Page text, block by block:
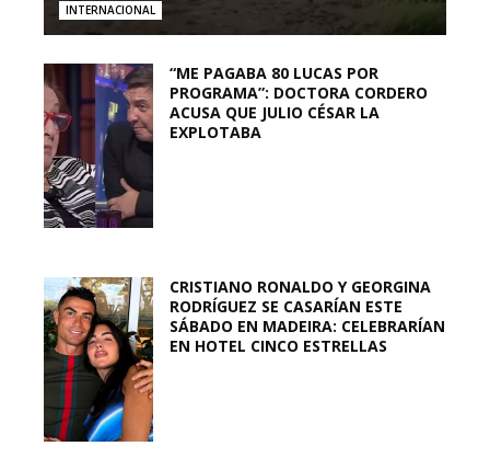
INTERNACIONAL
“ME PAGABA 80 LUCAS POR
PROGRAMA”: DOCTORA CORDERO
ACUSA QUE JULIO CÉSAR LA
EXPLOTABA
CRISTIANO RONALDO Y GEORGINA
RODRÍGUEZ SE CASARÍAN ESTE
SÁBADO EN MADEIRA: CELEBRARÍAN
EN HOTEL CINCO ESTRELLAS